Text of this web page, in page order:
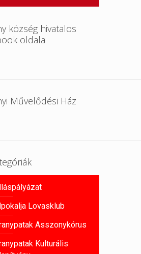
község hivatalos
oldala
Művelődési Ház
Lovasklub
Asszonykórus
Kulturális